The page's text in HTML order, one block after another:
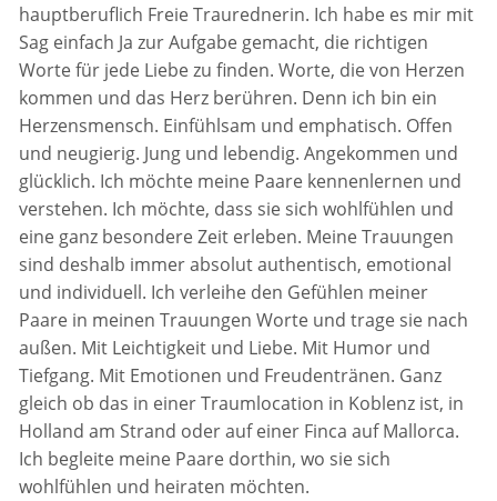
hauptberuflich Freie Traurednerin. Ich habe es mir mit
Sag einfach Ja zur Aufgabe gemacht, die richtigen
Worte für jede Liebe zu finden. Worte, die von Herzen
kommen und das Herz berühren. Denn ich bin ein
Herzensmensch. Einfühlsam und emphatisch. Offen
und neugierig. Jung und lebendig. Angekommen und
glücklich. Ich möchte meine Paare kennenlernen und
verstehen. Ich möchte, dass sie sich wohlfühlen und
eine ganz besondere Zeit erleben. Meine Trauungen
sind deshalb immer absolut authentisch, emotional
und individuell. Ich verleihe den Gefühlen meiner
Paare in meinen Trauungen Worte und trage sie nach
außen. Mit Leichtigkeit und Liebe. Mit Humor und
Tiefgang. Mit Emotionen und Freudentränen. Ganz
gleich ob das in einer Traumlocation in Koblenz ist, in
Holland am Strand oder auf einer Finca auf Mallorca.
Ich begleite meine Paare dorthin, wo sie sich
wohlfühlen und heiraten möchten.